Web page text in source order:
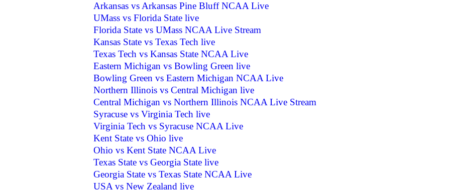
Arkansas vs Arkansas Pine Bluff NCAA Live
UMass vs Florida State live
Florida State vs UMass NCAA Live Stream
Kansas State vs Texas Tech live
Texas Tech vs Kansas State NCAA Live
Eastern Michigan vs Bowling Green live
Bowling Green vs Eastern Michigan NCAA Live
Northern Illinois vs Central Michigan live
Central Michigan vs Northern Illinois NCAA Live Stream
Syracuse vs Virginia Tech live
Virginia Tech vs Syracuse NCAA Live
Kent State vs Ohio live
Ohio vs Kent State NCAA Live
Texas State vs Georgia State live
Georgia State vs Texas State NCAA Live
USA vs New Zealand live